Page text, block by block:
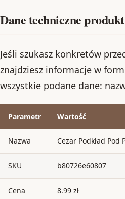
Dane techniczne
Jeśli szukasz konkretów
znajdziesz informacje w
wszystkie podane dane:
Parametr Wartość
Nazwa Cezar Podkład Pod
SKU b80726e60807
Cena 8.99 zł